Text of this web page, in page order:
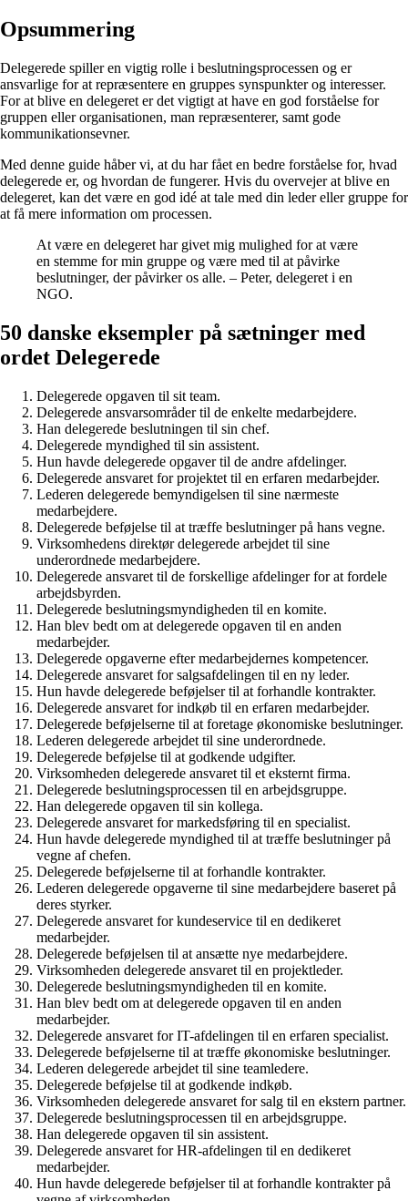
Opsummering
Delegerede spiller en vigtig rolle i beslutningsprocessen og er
ansvarlige for at repræsentere en gruppes synspunkter og interesser.
For at blive en delegeret er det vigtigt at have en god forståelse for
gruppen eller organisationen, man repræsenterer, samt gode
kommunikationsevner.
Med denne guide håber vi, at du har fået en bedre forståelse for, hvad
delegerede er, og hvordan de fungerer. Hvis du overvejer at blive en
delegeret, kan det være en god idé at tale med din leder eller gruppe for
at få mere information om processen.
At være en delegeret har givet mig mulighed for at være
en stemme for min gruppe og være med til at påvirke
beslutninger, der påvirker os alle. – Peter, delegeret i en
NGO.
50 danske eksempler på sætninger med
ordet Delegerede
Delegerede opgaven til sit team.
Delegerede ansvarsområder til de enkelte medarbejdere.
Han delegerede beslutningen til sin chef.
Delegerede myndighed til sin assistent.
Hun havde delegerede opgaver til de andre afdelinger.
Delegerede ansvaret for projektet til en erfaren medarbejder.
Lederen delegerede bemyndigelsen til sine nærmeste
medarbejdere.
Delegerede beføjelse til at træffe beslutninger på hans vegne.
Virksomhedens direktør delegerede arbejdet til sine
underordnede medarbejdere.
Delegerede ansvaret til de forskellige afdelinger for at fordele
arbejdsbyrden.
Delegerede beslutningsmyndigheden til en komite.
Han blev bedt om at delegerede opgaven til en anden
medarbejder.
Delegerede opgaverne efter medarbejdernes kompetencer.
Delegerede ansvaret for salgsafdelingen til en ny leder.
Hun havde delegerede beføjelser til at forhandle kontrakter.
Delegerede ansvaret for indkøb til en erfaren medarbejder.
Delegerede beføjelserne til at foretage økonomiske beslutninger.
Lederen delegerede arbejdet til sine underordnede.
Delegerede beføjelse til at godkende udgifter.
Virksomheden delegerede ansvaret til et eksternt firma.
Delegerede beslutningsprocessen til en arbejdsgruppe.
Han delegerede opgaven til sin kollega.
Delegerede ansvaret for markedsføring til en specialist.
Hun havde delegerede myndighed til at træffe beslutninger på
vegne af chefen.
Delegerede beføjelserne til at forhandle kontrakter.
Lederen delegerede opgaverne til sine medarbejdere baseret på
deres styrker.
Delegerede ansvaret for kundeservice til en dedikeret
medarbejder.
Delegerede beføjelsen til at ansætte nye medarbejdere.
Virksomheden delegerede ansvaret til en projektleder.
Delegerede beslutningsmyndigheden til en komite.
Han blev bedt om at delegerede opgaven til en anden
medarbejder.
Delegerede ansvaret for IT-afdelingen til en erfaren specialist.
Delegerede beføjelserne til at træffe økonomiske beslutninger.
Lederen delegerede arbejdet til sine teamledere.
Delegerede beføjelse til at godkende indkøb.
Virksomheden delegerede ansvaret for salg til en ekstern partner.
Delegerede beslutningsprocessen til en arbejdsgruppe.
Han delegerede opgaven til sin assistent.
Delegerede ansvaret for HR-afdelingen til en dedikeret
medarbejder.
Hun havde delegerede beføjelser til at forhandle kontrakter på